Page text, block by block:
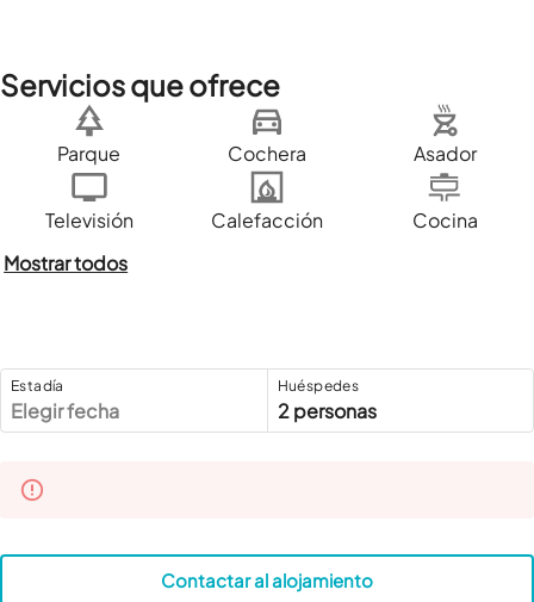
Servicios que ofrece
Parque Cochera Asador
Televisión Calefacción
Cocina
Mostrar todos
Estadía
Elegir fecha
Huéspedes
2 personas
Contactar al alojamiento